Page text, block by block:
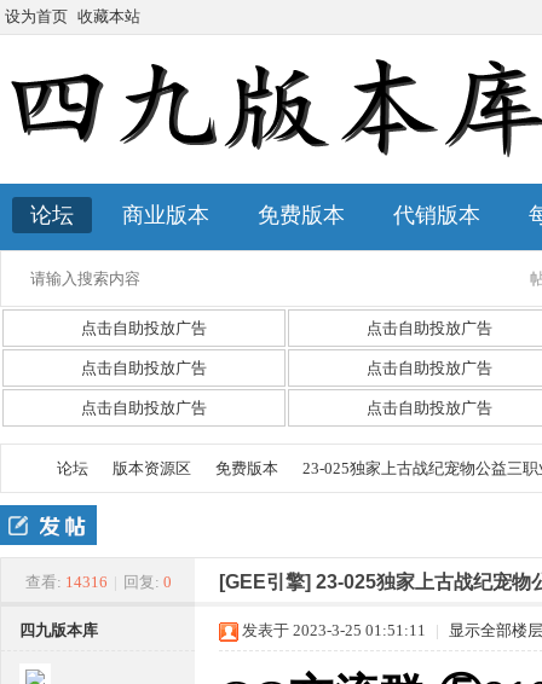
设为首页 收藏本站
论坛 商业版本 免费版本 代销版本
点击自助投放广告 点击自助投放广告
点击自助投放广告 点击自助投放广告
点击自助投放广告 点击自助投放广告
»
论坛 版本资源区 免费版本
›
23-025独家上古战纪宠物公益三
查看: 14316 | 回复: 0 [GEE引擎] 23-025独家上古战纪宠物
四九版本库 发表于 2023-3-25 01:51:11 | 显示全部楼层